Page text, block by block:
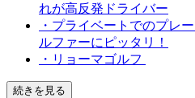
れが高反発ドライバー
・プライベートでのプレ
ルファーにピッタリ！
・リョーマゴルフ
続きを見る